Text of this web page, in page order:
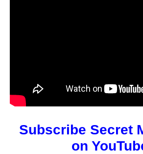
Subscribe Secret
on